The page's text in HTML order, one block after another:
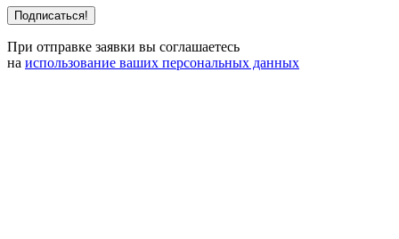
При отправке заявки вы соглашаетесь
на использование ваших персональных данных